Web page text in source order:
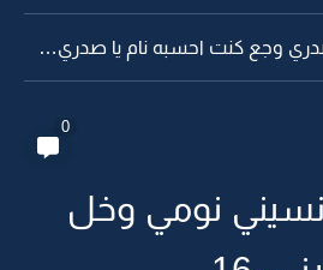
رواية بصدري وجع كنت احسبه نام يا صدري -22
0
نسيني نومي وخل